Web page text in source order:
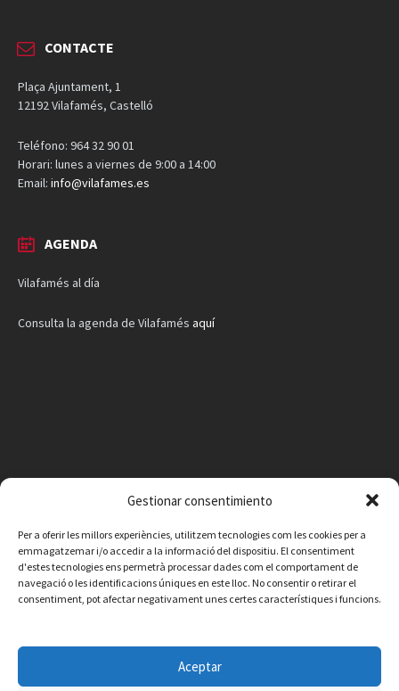
Gestionar consentimiento
Per a oferir les millors experiències, utilitzem tecnologies com les cookies per a
emmagatzemar i/o accedir a la informació del dispositiu. El consentiment
d'estes tecnologies ens permetrà processar dades com el comportament de
navegació o les identificacions úniques en este lloc. No consentir o retirar el
consentiment, pot afectar negativament unes certes característiques i funcions.
Aceptar
CONTACTE
Plaça Ajuntament, 1
12192 Vilafamés, Castelló
Teléfono: 964 32 90 01
Horari: lunes a viernes de 9:00 a 14:00
Email: info@vilafames.es
AGENDA
Vilafamés al día
Consulta la agenda de Vilafamés aquí
Política de privacitat